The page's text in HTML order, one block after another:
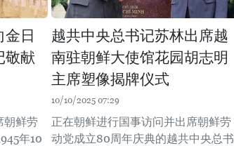
日
敬献
朝鲜劳
年10
越共中央总书记苏林出席越
南驻朝鲜大使馆花园胡志明
主席塑像揭牌仪式
10/10/2025 07:29
正在朝鲜进行国事访问并出席朝鲜劳
动党成立80周年庆典的越共中央总书